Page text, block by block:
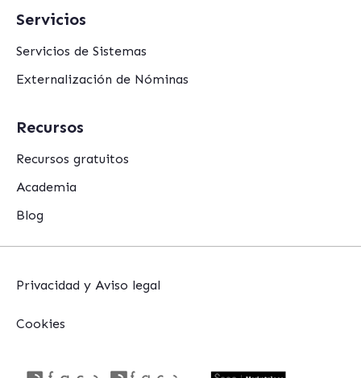
Servicios
Servicios de Sistemas
Externalización de Nóminas
Recursos
Recursos gratuitos
Academia
Blog
Privacidad y Aviso legal
Cookies